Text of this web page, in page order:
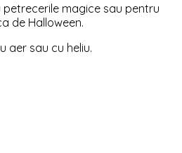
magice sau pentru
de Halloween.
aer sau cu heliu.